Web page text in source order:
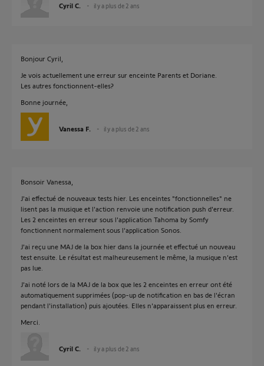
Cyril C. il y a plus de 2 ans
Bonjour Cyril,
Je vois actuellement une erreur sur enceinte Parents et Doriane.
Les autres fonctionnent-elles?
Bonne journée,
Vanessa F. il y a plus de 2 ans
Bonsoir Vanessa,
J'ai effectué de nouveaux tests hier. Les enceintes "fonctionnelles" ne
lisent pas la musique et l'action renvoie une notification push d'erreur.
Les 2 enceintes en erreur sous l'application Tahoma by Somfy
fonctionnent normalement sous l'application Sonos.
J'ai reçu une MAJ de la box hier dans la journée et effectué un nouveau
test ensuite. Le résultat est malheureusement le même, la musique n'est
pas lue.
J'ai noté lors de la MAJ de la box que les 2 enceintes en erreur ont été
automatiquement supprimées (pop-up de notification en bas de l'écran
pendant l'installation) puis ajoutées. Elles n'apparaissent plus en erreur.
Merci.
Cyril C. il y a plus de 2 ans